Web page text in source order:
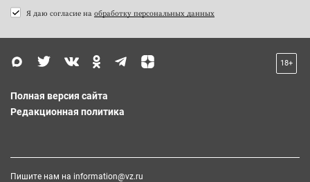
Я даю согласие на обработку персональных данных
18+
Полная версия сайта
Редакционная политика
Пишите нам на information@vz.ru